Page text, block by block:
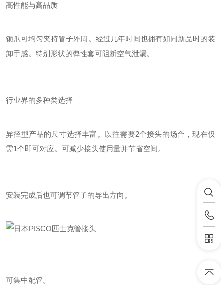
高性能与高品质
锁爪可均匀夹持管子外周。经过几年时间也拥有如同新品时的装
卸手感。 特别 形状的弹性套可阻断空气泄漏。
行业界的多种类选择
异径型产品的尺寸选择丰富。以往需要2个接头的场合，现在仅
需1个即可对应。 可减少接头使用量并节省空间。
安装完成后也可调节管子的导出方向。
可集中配管。